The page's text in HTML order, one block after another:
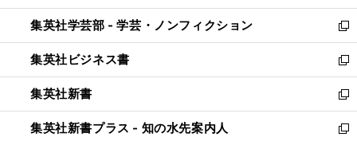
開
く
ウ
で
開
く
ン
ド
ウ
で
開
く
ウ
ィ
ン
ド
ウ
で
開
く
集英社学芸部 - 学芸・ノンフィクション
新
し
い
ウ
ィ
ン
ド
集英社ビジネス書
新
し
い
ウ
ィ
集英社新書
新
し
い
集英社新書プラス - 知の水先案内人
新